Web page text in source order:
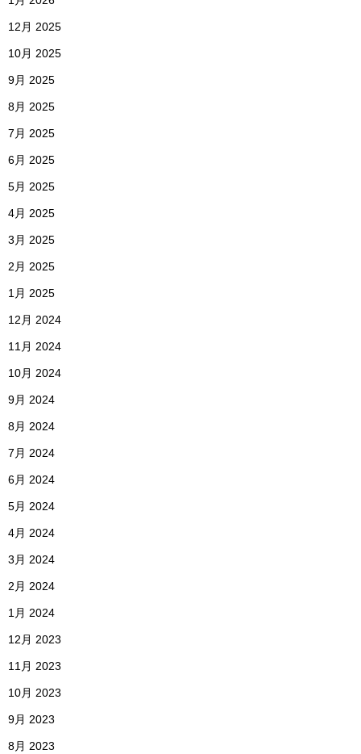
12月 2025
10月 2025
9月 2025
8月 2025
7月 2025
6月 2025
5月 2025
4月 2025
3月 2025
2月 2025
1月 2025
12月 2024
11月 2024
10月 2024
9月 2024
8月 2024
7月 2024
6月 2024
5月 2024
4月 2024
3月 2024
2月 2024
1月 2024
12月 2023
11月 2023
10月 2023
9月 2023
8月 2023